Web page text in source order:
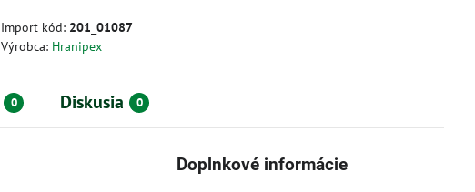
Import kód: 201_01087
Výrobca: Hranipex
0 Diskusia 0
Doplnkové informácie